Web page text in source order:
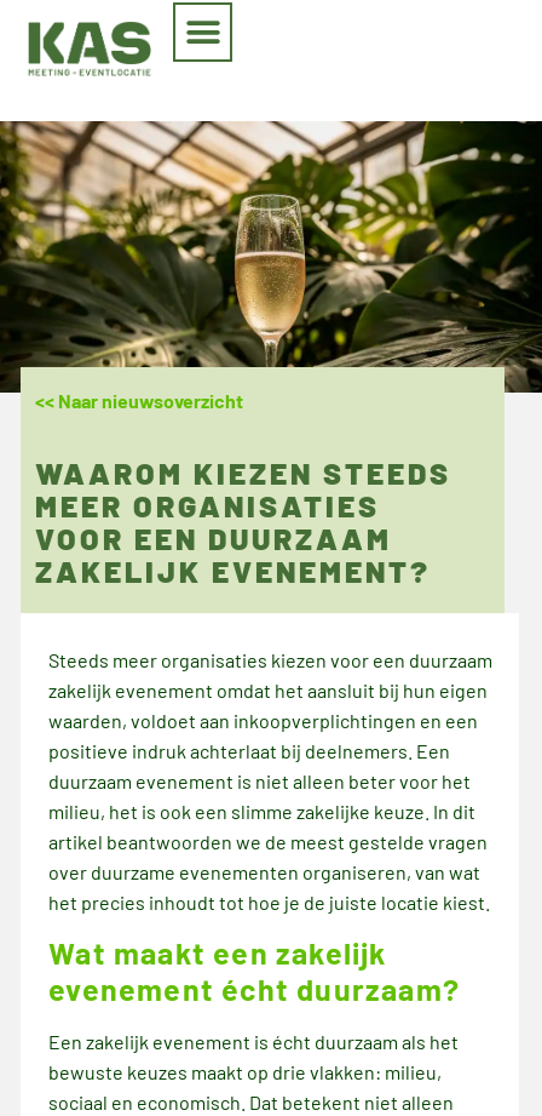
<< Naar nieuwsoverzicht
WAAROM KIEZEN STEEDS
MEER ORGANISATIES
VOOR EEN DUURZAAM
ZAKELIJK EVENEMENT?
Steeds meer organisaties kiezen voor een duurzaam
zakelijk evenement omdat het aansluit bij hun eigen
waarden, voldoet aan inkoopverplichtingen en een
positieve indruk achterlaat bij deelnemers. Een
duurzaam evenement is niet alleen beter voor het
milieu, het is ook een slimme zakelijke keuze. In dit
artikel beantwoorden we de meest gestelde vragen
over duurzame evenementen organiseren, van wat
het precies inhoudt tot hoe je de juiste locatie kiest.
Wat maakt een zakelijk
evenement écht duurzaam?
Een zakelijk evenement is écht duurzaam als het
bewuste keuzes maakt op drie vlakken: milieu,
sociaal en economisch. Dat betekent niet alleen